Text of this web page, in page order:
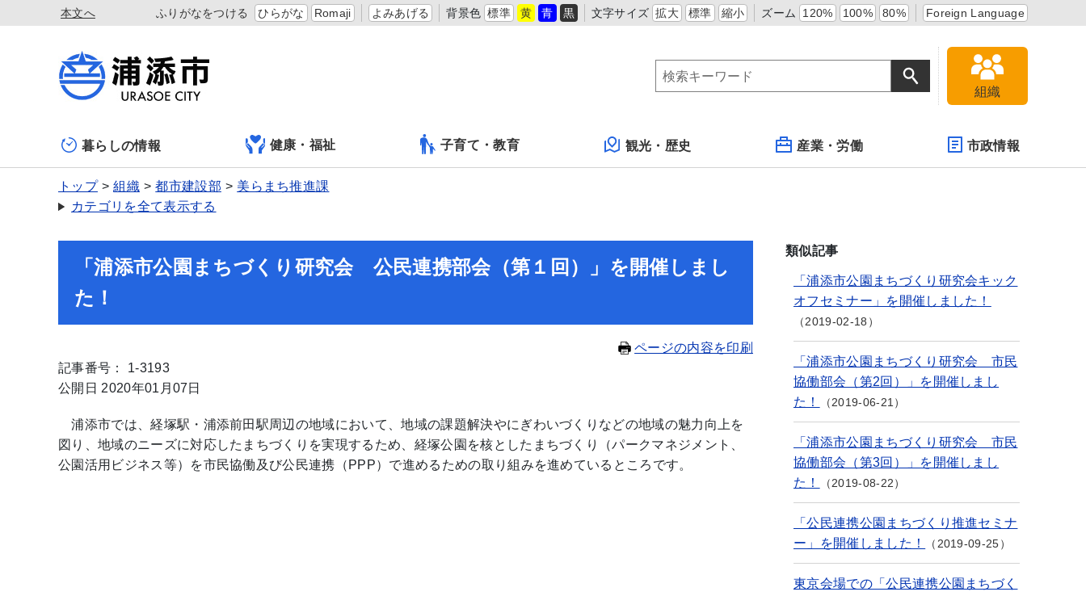
本文へ ふりがなをつける ひらがな Romaji よみあげる 背景色 標準 黄 青 黒 文字サイズ 拡大 標準 縮小 ズーム 120% 100% 80% Foreign Language
組織
暮らしの情報 健康・福祉 子育て・教育 観光・歴史 産業・労働 市政情報
トップ 組織 都市建設部
美らまち推進課
カテゴリを全て表示する
「浦添市公園まちづくり研究会 公民連携部会（第１回）」を開催しまし
た！
ページの内容を印刷
記事番号： 1-3193
公開日 2020年01月07日
浦添市では、経塚駅・浦添前田駅周辺の地域において、地域の課題解決やにぎわいづくりなどの地域の魅力向上を
図り、地域のニーズに対応したまちづくりを実現するため、経塚公園を核としたまちづくり（パークマネジメント、
公園活用ビジネス等）を市民協働及び公民連携（PPP）で進めるための取り組みを進めているところです。
類似記事
「浦添市公園まちづくり研究会キック
オフセミナー」を開催しました！
2019-02-18
「浦添市公園まちづくり研究会 市民
協働部会（第2回）」を開催しまし
た！
2019-06-21
「浦添市公園まちづくり研究会 市民
協働部会（第3回）」を開催しまし
た！
2019-08-22
「公民連携公園まちづくり推進セミナ
ー」を開催しました！
2019-09-25
東京会場での「公民連携公園まちづく